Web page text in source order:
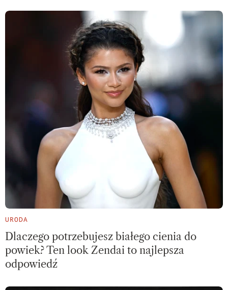
URODA
Dlaczego potrzebujesz białego cienia do
powiek? Ten look Zendai to najlepsza
odpowiedź